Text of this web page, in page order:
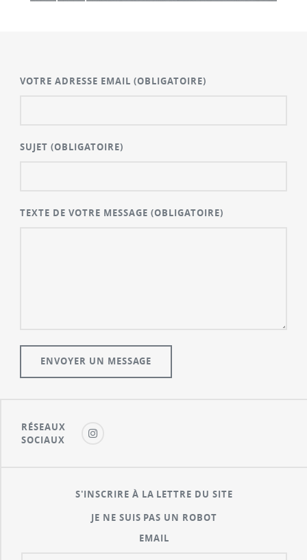
VOTRE ADRESSE EMAIL(OBLIGATOIRE)
SUJET(OBLIGATOIRE)
TEXTE DE VOTRE MESSAGE(OBLIGATOIRE)
RÉSEAUX
SOCIAUX
S'INSCRIRE À LA LETTRE DU SITE
JE NE SUIS PAS UN ROBOT
EMAIL